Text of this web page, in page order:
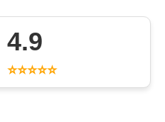
4.9
⭐⭐⭐⭐⭐